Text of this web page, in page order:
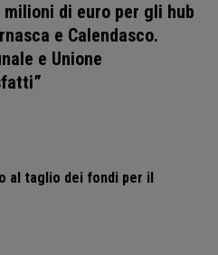
di euro per gli hub
e Calendasco.
e Unione
al taglio dei fondi per il